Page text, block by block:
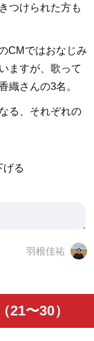
つけられた方も
CMではおなじみ
ますが、歌って
織さんの3名。
る、それぞれの
げる
羽根佳祐
21〜30）